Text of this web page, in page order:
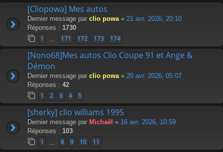
[Cliopowa] Mes autos
Dernier message par clio powa « 21 avr. 2026, 20:10
Réponses : 1730
1 171 172 173 174
[Nono68]Mes autos Clio Coupe 91 et Ange &
Démon
Dernier message par clio powa « 20 avr. 2026, 05:07
Réponses : 42
1 2 3 4 5
[sherky] clio williams 1995
Dernier message par Michaël « 16 avr. 2026, 10:59
Réponses : 103
1 8 9 10 11